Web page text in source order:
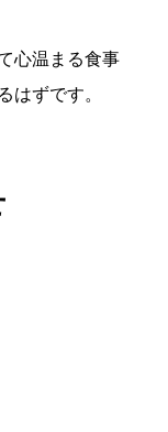
心温まる食事
はずです。